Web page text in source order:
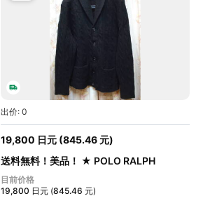
出价: 0
19,800 日元 (845.46 元)
送料無料！美品！ ★ POLO RALPH
LAUREN ポ...
目前价格
19,800 日元 (845.46 元)